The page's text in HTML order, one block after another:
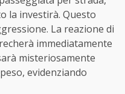
la investirà. Questo
La reazione di
immediatamente
misteriosamente
evidenziando